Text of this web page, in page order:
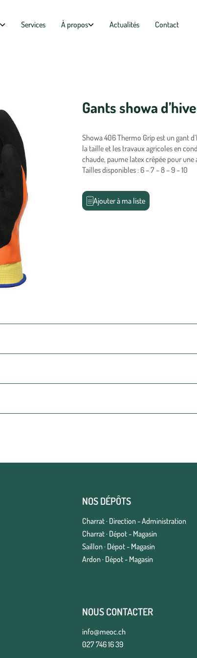
Services À propos Actualités Contact
Gants showa
Showa 406 Thermo Grip est un gant
la taille et les travaux agricoles en
chaude, paume latex crêpée pour
Tailles disponibles : 6 – 7 – 8 – 9 – 10
Ajouter à ma liste
NOS DÉPÔTS
Charrat · Direction - Administration
Charrat · Dépot - Magasin
Saillon · Dépot - Magasin
Ardon · Dépot - Magasin
NOUS CONTACTER
info@meoc.ch
027 746 16 39